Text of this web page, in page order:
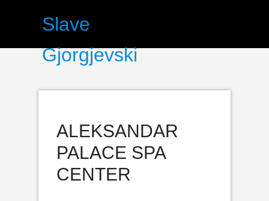
Slave
Gjorgjevski
ALEKSANDAR
PALACE SPA
CENTER